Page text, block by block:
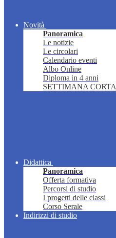
Novità
Panoramica
Le notizie
Le circolari
Calendario eventi
Albo Online
Diploma in 4 anni
SETTIMANA CORTA
Didattica
Panoramica
Offerta formativa
Percorsi di studio
I progetti delle classi
Corso Serale
Indirizzi di studio